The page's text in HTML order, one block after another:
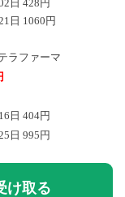
日 428円
日 1060円
ラファーマ
日 404円
日 995円
け取る